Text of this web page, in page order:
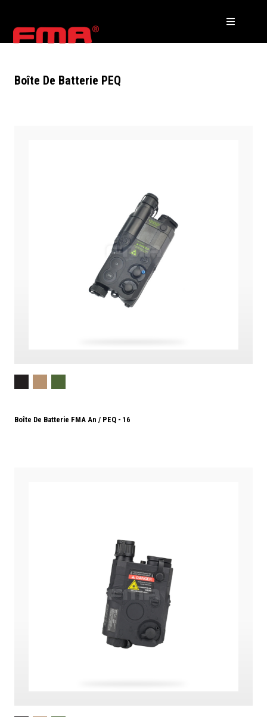
Boîte De Batterie PEQ
Boîte De Batterie FMA An / PEQ - 16